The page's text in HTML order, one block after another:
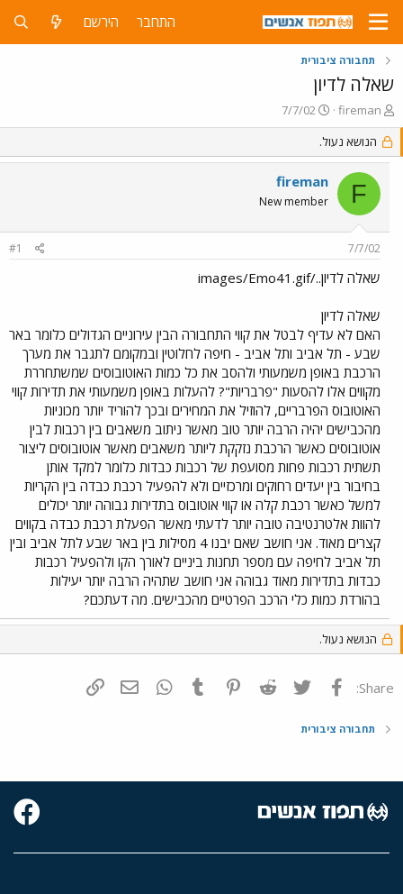
התחבר הירשם
תחבורה ציבורית
שאלה לדיון
פ
ו
ת
ח
נ
fireman
פ
ו
ס
ב
ת
ך
7/7/02
הנושא נעול.
F
fireman
New member
7/7/02
#1
שאלה לדיון../images/Emo41.gif
שאלה לדיון
האם לא עדיף לבטל את קווי התחבורה הבין עירוניים הגדולים כלומר באר
שבע - תל אביב ותל אביב - חיפה לחלוטין ובמקומם לתגבר את מערך
הרכבת באופן משמעותי ולהסב את כל כמות האוטובוסים שמשתחררת
מקווים אלו להסעות "פרבריות"? להעלות באופן משמעותי את תדירות קווי
האוטובוס הפרבריים, להוזיל את המחירים ובכך להוריד יותר מכוניות
מהכבישים יהיה הרבה יותר טוב מאשר ניתוב משאבים בין רכבות לבין
אוטובוסים כאשר הרכבת נזקקת ליותר משאבים מאשר אוטובוסים ליצור
תשתית רכבות פחות מסועפת של רכבות כבדות כלומר למקד אותן
בחיבור בין יעדים רחוקים ומרכזיים ולא להפעיל רכבת כבדה בין הקריות
למשל כאשר רכבת קלה או קווי אוטובוס בתדירות גבוהה יותר יכולים
להוות אלטרנטיבה טובה יותר לדעתי מאשר הפעלת רכבת כבדה בקווים
קצרים מאוד. אני חושב שאם יבנו 4 מסילות בין באר שבע לתל אביב ובין
תל אביב לחיפה עם מספר תחנות ביניים לאורך הקו ולהפעיל רכבות
כבדות בתדירות מאוד גבוהה אני חושב שתהיה הרבה יותר יעילות
בהורדת כמות כלי הרכב הפרטיים מהכבישים. מה דעתכם?
הנושא נעול.
Share: פייסבוק Twitter
Reddit
Pinterest
Tumblr
WhatsAppדואר אלקטרוני
תחבורה ציבורית